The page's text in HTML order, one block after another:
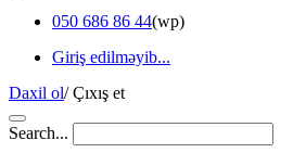
050 686 86 44(wp)
Giriş edilməyib...
Daxil ol/Çıxış et
Search...